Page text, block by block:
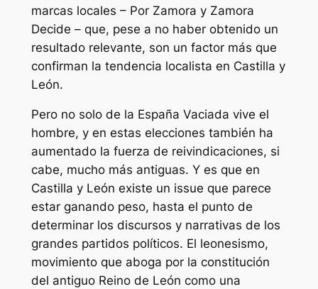
marcas locales – Por Zamora y Zamora
Decide – que, pese a no haber obtenido un
resultado relevante, son un factor más que
confirman la tendencia localista en Castilla y
León.
Pero no solo de la España Vaciada vive el
hombre, y en estas elecciones también ha
aumentado la fuerza de reivindicaciones, si
cabe, mucho más antiguas. Y es que en
Castilla y León existe un issue que parece
estar ganando peso, hasta el punto de
determinar los discursos y narrativas de los
grandes partidos políticos. El leonesismo,
movimiento que aboga por la constitución
del antiguo Reino de León como una